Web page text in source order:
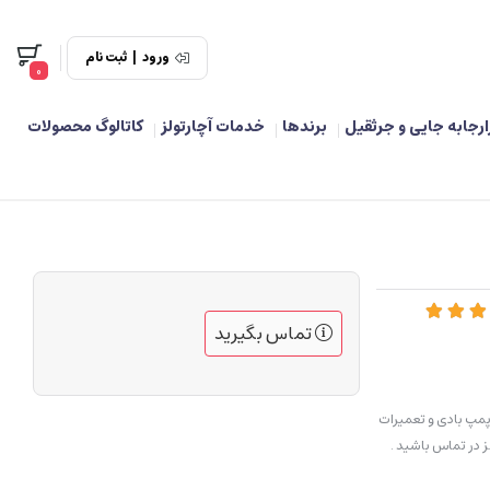
ورود | ثبت نام
0
جایی و جرثقیل برندها خدمات آچارتولز
کاتالوگ محصولات
بادی و تعمیرات
در تماس باشید .
تماس بگیرید